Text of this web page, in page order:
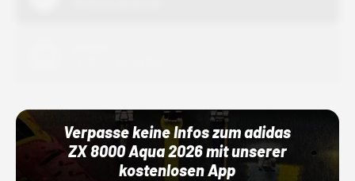
Verpasse keine Infos zum adidas
ZX 8000 Aqua 2026 mit unserer
kostenlosen App